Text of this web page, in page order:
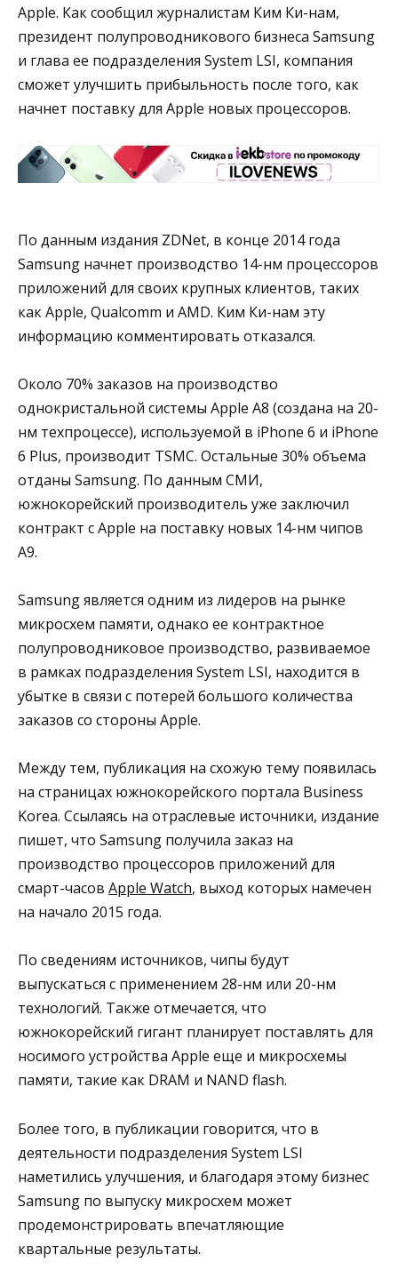
Apple. Как сообщил журналистам Ким Ки-нам,
президент полупроводникового бизнеса Samsung
и глава ее подразделения System LSI, компания
сможет улучшить прибыльность после того, как
начнет поставку для Apple новых процессоров.
По данным издания ZDNet, в конце 2014 года
Samsung начнет производство 14-нм процессоров
приложений для своих крупных клиентов, таких
как Apple, Qualcomm и AMD. Ким Ки-нам эту
информацию комментировать отказался.
Около 70% заказов на производство
однокристальной системы Apple A8 (создана на 20-
нм техпроцессе), используемой в iPhone 6 и iPhone
6 Plus, производит TSMC. Остальные 30% объема
отданы Samsung. По данным СМИ,
южнокорейский производитель уже заключил
контракт с Apple на поставку новых 14-нм чипов
A9.
Samsung является одним из лидеров на рынке
микросхем памяти, однако ее контрактное
полупроводниковое производство, развиваемое
в рамках подразделения System LSI, находится в
убытке в связи с потерей большого количества
заказов со стороны Apple.
Между тем, публикация на схожую тему появилась
на страницах южнокорейского портала Business
Korea. Ссылаясь на отраслевые источники, издание
пишет, что Samsung получила заказ на
производство процессоров приложений для
смарт-часов Apple Watch, выход которых намечен
на начало 2015 года.
По сведениям источников, чипы будут
выпускаться с применением 28-нм или 20-нм
технологий. Также отмечается, что
южнокорейский гигант планирует поставлять для
носимого устройства Apple еще и микросхемы
памяти, такие как DRAM и NAND flash.
Более того, в публикации говорится, что в
деятельности подразделения System LSI
наметились улучшения, и благодаря этому бизнес
Samsung по выпуску микросхем может
продемонстрировать впечатляющие
квартальные результаты.